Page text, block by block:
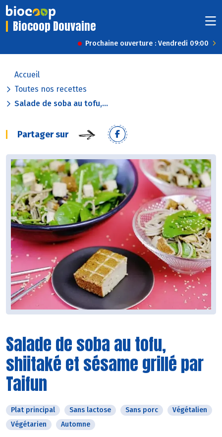
Biocoop Douvaine
Prochaine ouverture : Vendredi 09:00
Accueil
Toutes nos recettes
Salade de soba au tofu,...
Partager sur
Salade de soba au tofu,
shiitaké et sésame grillé par
Taifun
Plat principal Sans lactose Sans porc
Végétalien
Végétarien
Automne